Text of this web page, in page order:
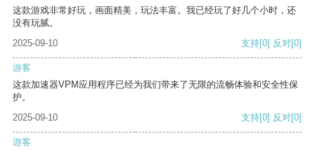
这款游戏非常好玩，画面精美，玩法丰富。我已经玩了好几个小时，还
没有玩腻。
2025-09-10
支持[0] 反对[0]
游客
这款加速器VPM应用程序已经为我们带来了无限的流畅体验和安全性保
护。
2025-09-10
支持[0] 反对[0]
游客